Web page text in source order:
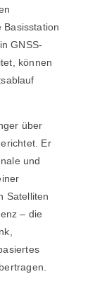
Basisstation
GNSS-
können
über
Er
und
Satelliten
– die